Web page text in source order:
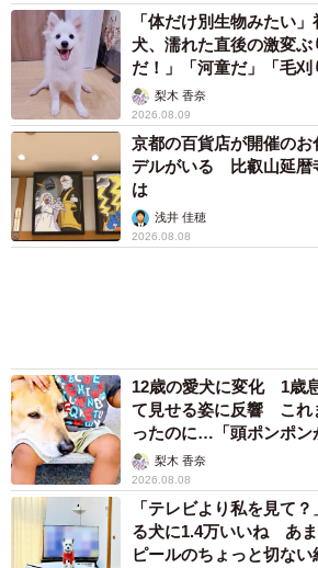
「この人しかいない」
た夫婦 出会いは？反対
今の思いを聞いた
古川 諭香
「お前さえいなければ
代の演奏会がトラウマ
器修理職人に 10年後再
思わぬ申し出【漫画】
海川 まこと
「体だけ別生物みたい
犬、濡れた直後の激変
だ！」「河童だ」「毛刈
梨木 香奈
「我慢できず」村上佳
ハグ「可愛いふたり」